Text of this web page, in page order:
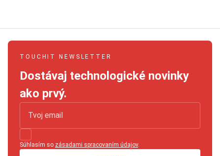
TOUCHIT NEWSLETTER
Dostávaj technologické novinky
ako prvý.
Súhlasím so zásadami spracovaním údajov.